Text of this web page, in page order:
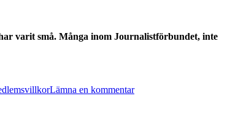
varit små. Många inom Journalistförbundet, inte
Lämna en kommentarän